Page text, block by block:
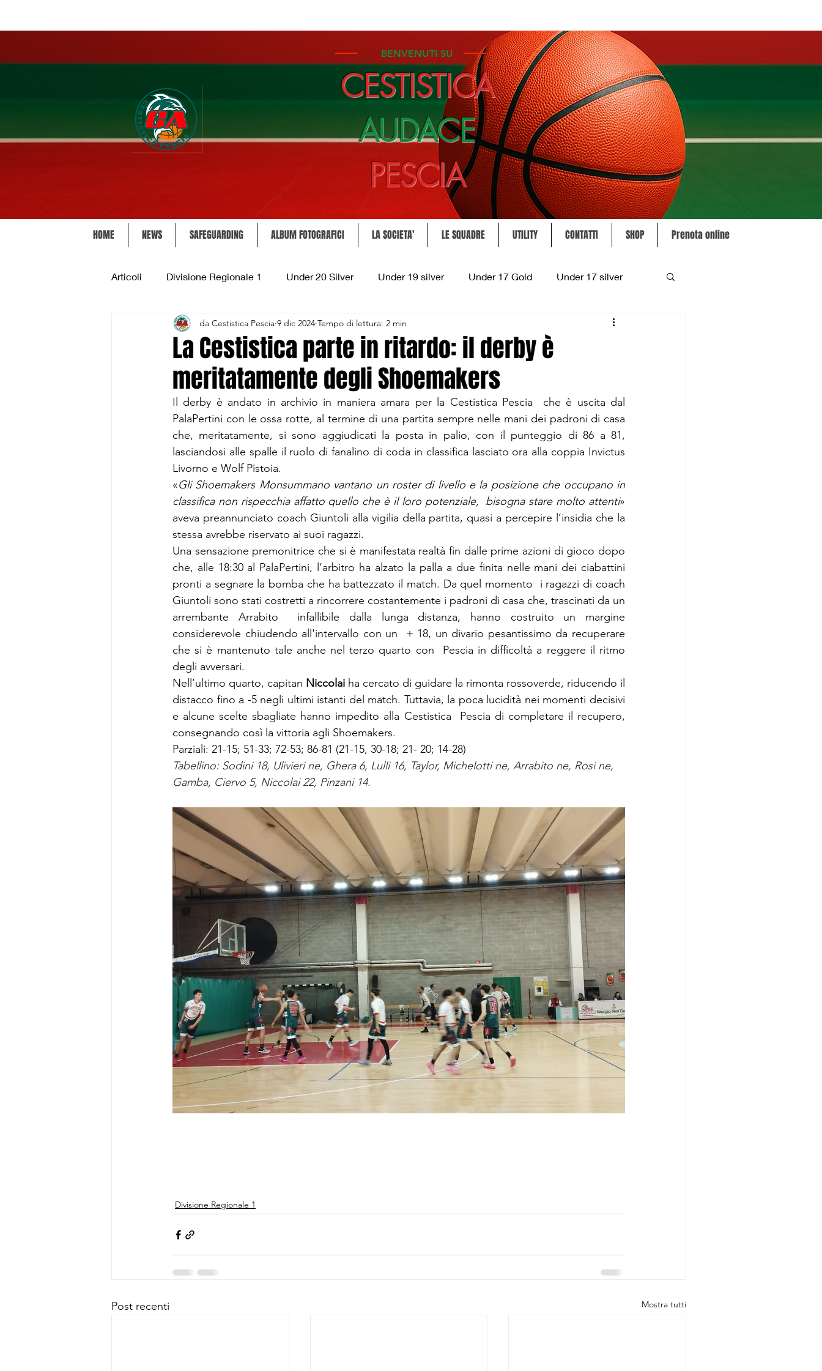
BENVENUTI SU
CESTISTICA
AUDACE
PESCIA
HOME NEWS SAFEGUARDING ALBUM FOTOGRAFICI LA SOCIETA' LE SQUADRE UTILITY CONTATTI SHOP Prenota online
Articoli Divisione Regionale 1 Under 20 Silver Under 19 silver Under 17 Gold Under 17 silver
Under 15 Silver Under 14 Silver Under 13 Silver
CSI Juniores CSI Under 13 Divisione Regionale 3 CSI Allievi
La Cestistica parte in ritardo: il derby è
meritatamente degli Shoemakers
da Cestistica Pescia 9 dic 2024 Tempo di lettura: 2 min
Il derby è andato in archivio in maniera amara per la Cestistica Pescia  che è uscita dal
PalaPertini con le ossa rotte, al termine di una partita sempre nelle mani dei padroni di casa
lasciandosi alle spalle il ruolo di fanalino di coda in classifica lasciato ora alla coppia Invictus
Livorno e Wolf Pistoia.
«Gli Shoemakers Monsummano vantano un roster di livello e la posizione che occupano in
classifica non rispecchia affatto quello che è il loro potenziale,  bisogna stare molto attenti»
aveva preannunciato coach Giuntoli alla vigilia della partita, quasi a percepire l’insidia che la
stessa avrebbe riservato ai suoi ragazzi.
Una sensazione premonitrice che si è manifestata realtà fin dalle prime azioni di gioco dopo
che, alle 18:30 al PalaPertini, l’arbitro ha alzato la palla a due finita nelle mani dei ciabattini
pronti a segnare la bomba che ha battezzato il match. Da quel momento  i ragazzi di coach
Giuntoli sono stati costretti a rincorrere costantemente i padroni di casa che, trascinati da un
arrembante Arrabito  infallibile dalla lunga distanza, hanno costruito un margine
considerevole chiudendo all'intervallo con un  + 18, un divario pesantissimo da recuperare
che si è mantenuto tale anche nel terzo quarto con  Pescia in difficoltà a reggere il ritmo
degli avversari.
Nell’ultimo quarto, capitan Niccolai ha cercato di guidare la rimonta rossoverde, riducendo il
distacco fino a -5 negli ultimi istanti del match. Tuttavia, la poca lucidità nei momenti decisivi
e alcune scelte sbagliate hanno impedito alla Cestistica  Pescia di completare il recupero,
consegnando così la vittoria agli Shoemakers.
Parziali: 21-15; 51-33; 72-53; 86-81 (21-15, 30-18; 21- 20; 14-28)
Tabellino: Sodini 18, Ulivieri ne, Ghera 6, Lulli 16, Taylor, Michelotti ne, Arrabito ne, Rosi ne,
Gamba, Ciervo 5, Niccolai 22, Pinzani 14.
Divisione Regionale 1
Post recenti Mostra tutti